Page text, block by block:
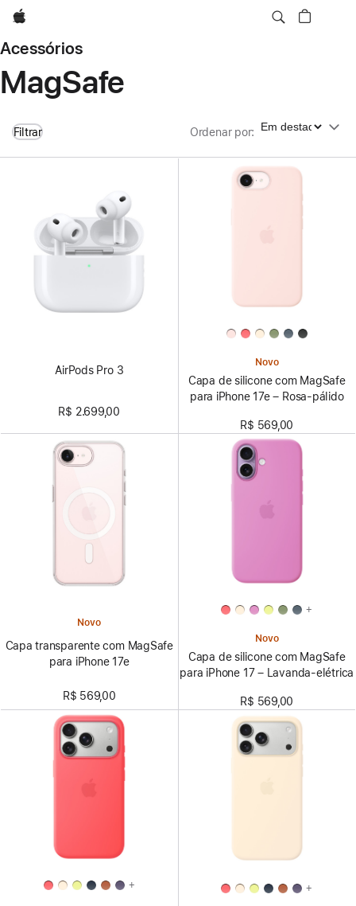
Apple
Acessórios
MagSafe
Filtrar Ordenar por: Ordenar por
AirPods Pro 3
R$ 2.699,00
Novo
Capa de silicone com MagSafe
para iPhone 17e – Rosa-pálido
R$ 569,00
Novo
Capa transparente com MagSafe
para iPhone 17e
R$ 569,00
+
Novo
Capa de silicone com MagSafe
para iPhone 17 – Lavanda-elétrica
R$ 569,00
+ +